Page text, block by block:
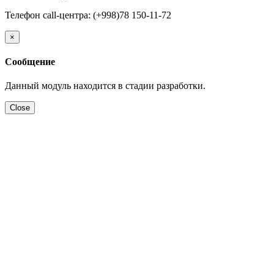
Телефон call-центра: (+998)78 150-11-72
×
Сообщение
Данный модуль находится в стадии разработки.
Close